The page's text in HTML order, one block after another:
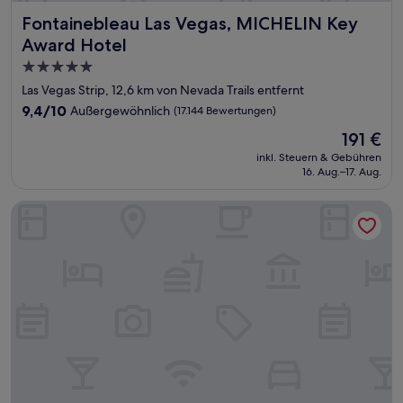
Fontainebleau Las Vegas, MICHELIN Key
Award Hotel
Fontainebleau Las Vegas, MICHELIN Key Award Hotel
5.0-
Sterne-
Unterkunft
Las Vegas Strip, 12,6 km von Nevada Trails entfernt
9.4
9,4/10 Außergewöhnlich (17.144 Bewertungen)
Der
Preis
beträgt
191 €
inkl. Steuern & Gebühren
16. Aug.–17. Aug.